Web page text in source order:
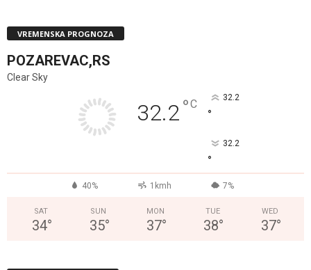
VREMENSKA PROGNOZA
POZAREVAC,RS
Clear Sky
32.2°C 32.2
°
32.2
°
40% 1kmh 7%
SAT
34°
SUN
35°
MON
37°
TUE
38°
WED
37°